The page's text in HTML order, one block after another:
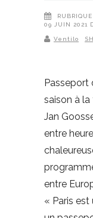
RUBRIQUE
09 JUIN 2021
Ventilo
Passeport
saison à
Jan
entre
entre
« Paris